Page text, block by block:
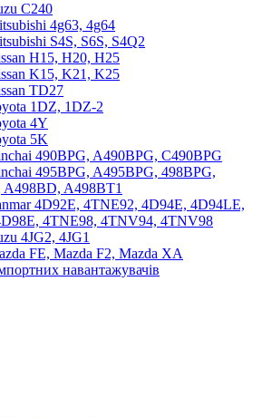
C240
4g63, 4g64
S4S, S6S, S4Q2
H15, H20, H25
K15, K21, K25
TD27
1DZ, 1DZ-2
4Y
5K
490BPG, A490BPG, C490BPG
495BPG, A495BPG, 498BPG,
A498BD, A498BT1
4D92E, 4TNE92, 4D94E, 4D94LE,
4TNE98, 4TNV94, 4TNV98
4JG2, 4JG1
FE, Mazda F2, Mazda XA
навантажувачів